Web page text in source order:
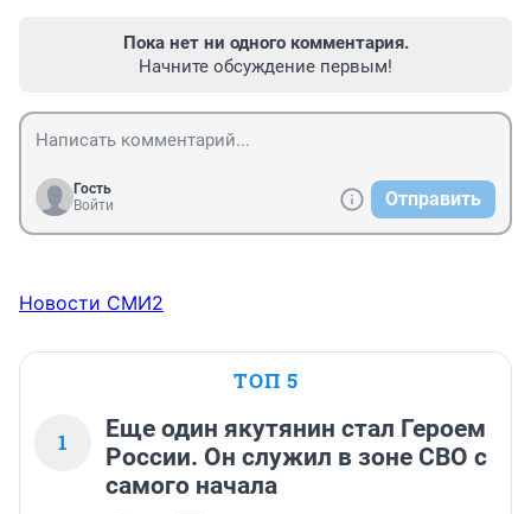
Пока нет ни одного комментария.
Начните обсуждение первым!
Гость
Войти
Отправить
Новости СМИ2
ТОП 5
1
Еще один якутянин стал Героем
России. Он служил в зоне СВО с
самого начала